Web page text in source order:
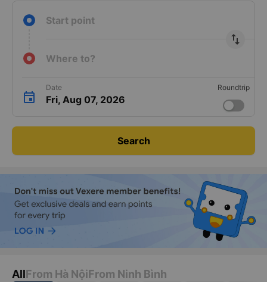
Start point
import_export
Where to?
Date
Fri, Aug 07, 2026
Roundtrip
Search
AllFrom Hà NộiFrom Ninh Bình